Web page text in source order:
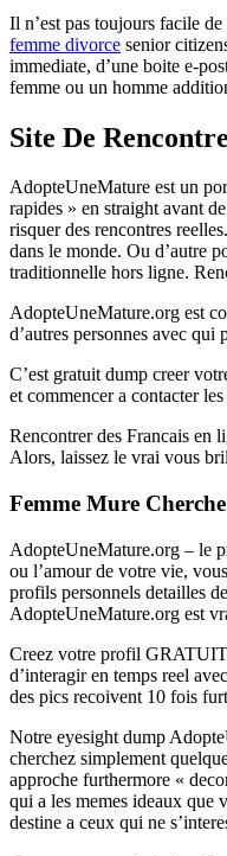
Il n’est pas toujours facile
femme divorce senior
immediate, d’une boite e-
femme ou un homme
Site De
AdopteUneMature est un
rapides » en straight avant
risquer des rencontres
dans le monde. Ou d’autre
traditionnelle hors ligne.
AdopteUneMature.org est
d’autres personnes avec
C’est gratuit dump creer
et commencer a contacter
Rencontrer des Francais en
Alors, laissez le vrai vous
Femme Mure
AdopteUneMature.org – le
ou l’amour de votre vie,
profils personnels detailles
AdopteUneMature.org est
Creez votre profil
d’interagir en temps reel
des pics recoivent 10 fois
Notre eyesight dump
cherchez simplement
approche furthermore «
qui a les memes ideaux que
destine a ceux qui ne